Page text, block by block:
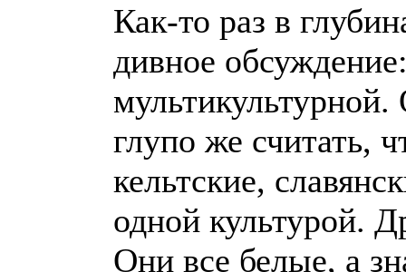
Как-то раз в
дивное
глупо же считать,
кельтские,
одной культурой.
Они все белые, а